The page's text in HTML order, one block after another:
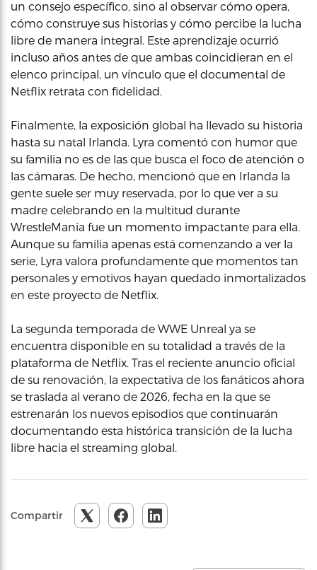
un consejo específico, sino al observar cómo opera,
cómo construye sus historias y cómo percibe la lucha
libre de manera integral. Este aprendizaje ocurrió
incluso años antes de que ambas coincidieran en el
elenco principal, un vínculo que el documental de
Netflix retrata con fidelidad.
Finalmente, la exposición global ha llevado su historia
hasta su natal Irlanda. Lyra comentó con humor que
su familia no es de las que busca el foco de atención o
las cámaras. De hecho, mencionó que en Irlanda la
gente suele ser muy reservada, por lo que ver a su
madre celebrando en la multitud durante
WrestleMania fue un momento impactante para ella.
Aunque su familia apenas está comenzando a ver la
serie, Lyra valora profundamente que momentos tan
personales y emotivos hayan quedado inmortalizados
en este proyecto de Netflix.
La segunda temporada de WWE Unreal ya se
encuentra disponible en su totalidad a través de la
plataforma de Netflix. Tras el reciente anuncio oficial
de su renovación, la expectativa de los fanáticos ahora
se traslada al verano de 2026, fecha en la que se
estrenarán los nuevos episodios que continuarán
documentando esta histórica transición de la lucha
libre hacia el streaming global.
Compartir